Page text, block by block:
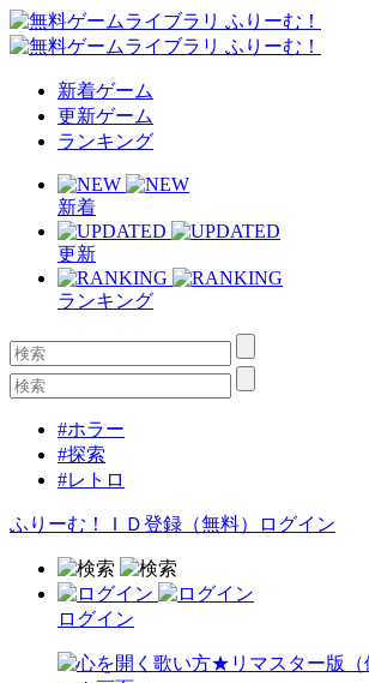
新着ゲーム
更新ゲーム
ランキング
新着
更新
ランキング
#ホラー
#探索
#レトロ
ふりーむ！ＩＤ登録（無料） ログイン
ログイン